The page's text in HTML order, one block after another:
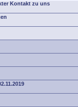
Kontakt zu uns